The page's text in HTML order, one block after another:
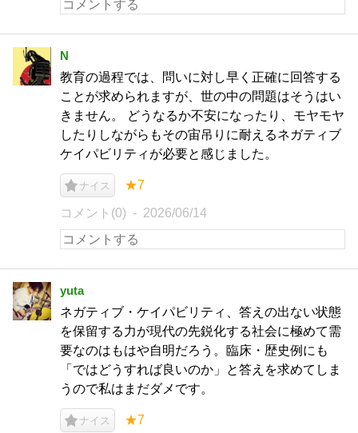
N
教育の過程では、問いに対し早く正確に回答する
ことが求められますが、世の中の問題はそうはい
きません。 どうなるか不安になったり、モヤモヤ
したりしながらもその宙吊りに耐えるネガティブ
ケイパビリティが必要と感じました。
ナイス ★7
コメント(0) 2026/06/14
yuta
ネガティブ・ケイパビリティ、答えの出ない状態
を保留する力が現代の先鋭化する社会に極めて需
要なのはもはや自明だろう。臨床・歴史例にも
「ではどうすれば良いのか」と答えを求めてしま
うので私はまだダメです。
ナイス ★7